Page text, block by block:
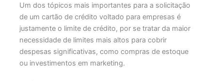
Um dos tópicos mais importantes para a solicitação
de um cartão de crédito voltado para empresas é
justamente o limite de crédito, por se tratar da maior
necessidade de limites mais altos para cobrir
despesas significativas, como compras de estoque
ou investimentos em marketing.